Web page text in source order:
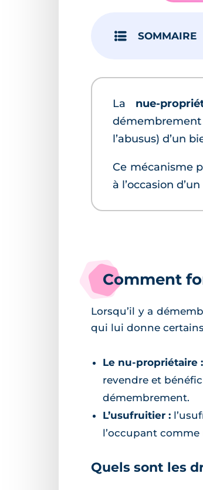
SOMMAIRE
La nue-
l’abusus) d’un
Ce mécanisme
à l’occasion
Comment
Lorsqu’il y a
qui lui donne
Le nu-propriétaire :
revendre et
démembrement.
L’usufruitier :
l’occupant
Quels sont les